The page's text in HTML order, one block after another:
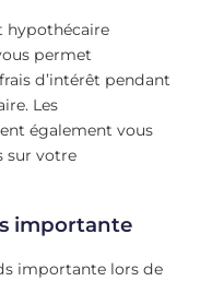
hypothécaire
permet
d’intérêt pendant
Les
également vous
sur votre
importante
importante lors de